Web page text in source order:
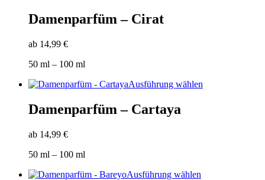
auf
Damenparfüm – Cirat
ab 14,99 €
50 ml – 100 ml
Ausführung wählen
Damenparfüm – Cartaya
ab 14,99 €
50 ml – 100 ml
Ausführung wählen